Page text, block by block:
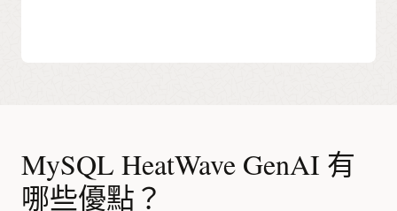
MySQL HeatWave GenAI 有
哪些優點？